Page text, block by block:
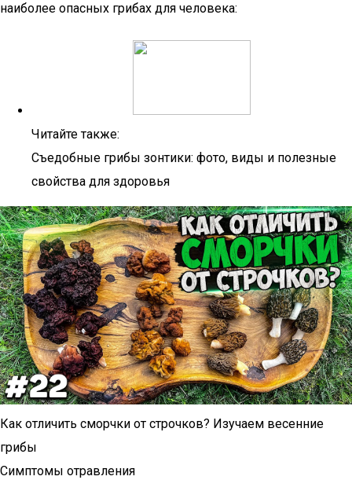
наиболее опасных грибах для человека:
Читайте также:
Съедобные грибы зонтики: фото, виды и полезные
свойства для здоровья
Как отличить сморчки от строчков? Изучаем весенние
грибы
Симптомы отравления